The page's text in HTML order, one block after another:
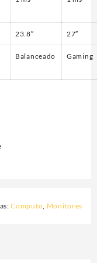
23.8″ 27″
Balanceado Gaming
Computo, Monitores